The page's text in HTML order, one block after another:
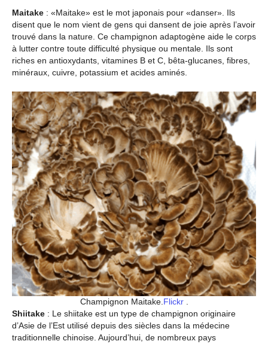
Maitake : «Maitake» est le mot japonais pour «danser». Ils
disent que le nom vient de gens qui dansent de joie après l’avoir
trouvé dans la nature. Ce champignon adaptogène aide le corps
à lutter contre toute difficulté physique ou mentale. Ils sont
riches en antioxydants, vitamines B et C, bêta-glucanes, fibres,
minéraux, cuivre, potassium et acides aminés.
Champignon Maitake.Flickr.
Shiitake : Le shiitake est un type de champignon originaire
d’Asie de l’Est utilisé depuis des siècles dans la médecine
traditionnelle chinoise. Aujourd’hui, de nombreux pays